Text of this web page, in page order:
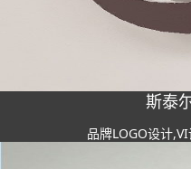
斯泰
品牌LOGO设计